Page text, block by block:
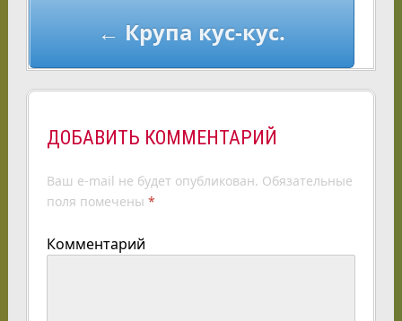
← Крупа кус-кус.
ДОБАВИТЬ КОММЕНТАРИЙ
Ваш e-mail не будет опубликован. Обязательные
поля помечены *
Комментарий